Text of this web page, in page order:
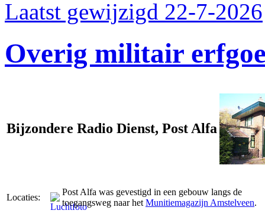
Laatst gewijzigd 22-7-2026
Overig militair
Bijzondere Radio Dienst, Post Alfa
Locaties:
Post Alfa was gevestigd in een gebouw langs de
toegangsweg naar het Munitiemagazijn Amstelveen.